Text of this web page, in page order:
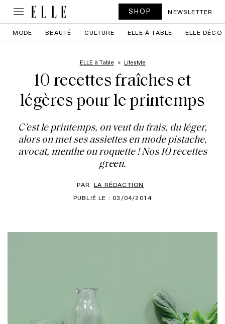
SHOP NEWSLETTER
MODE BEAUTÉ CULTURE ELLE À TABLE ELLE DÉCO
ELLE à Table Lifestyle
10 recettes fraîches et
légères pour le printemps
C’est le printemps, on veut du frais, du léger,
alors on met ses assiettes en mode pistache,
avocat, menthe ou roquette ! Nos 10 recettes
green.
PAR LA RÉDACTION
PUBLIÉ LE : 03/04/2014